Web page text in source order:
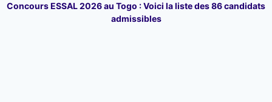
Concours ESSAL 2026 au Togo : Voici la liste des 86 candidats
admissibles